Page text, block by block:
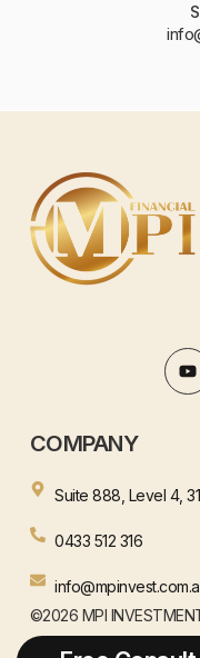
COMPANY
Suite 888, Level 4,
0433 512 316
©2026 MPI
WEBSITE BY HENJAY